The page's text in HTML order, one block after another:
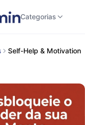
Categorias
Self-Help & Motivation